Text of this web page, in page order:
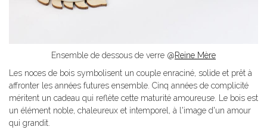
Ensemble de dessous de verre @Reine Mère
Les noces de bois symbolisent un couple enraciné, solide et prêt à
affronter les années futures ensemble. Cinq années de complicité
méritent un cadeau qui reflète cette maturité amoureuse. Le bois est
un élément noble, chaleureux et intemporel, à l'image d'un amour
qui grandit.